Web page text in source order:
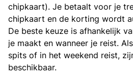
chipkaart). Je betaalt voor je
chipkaart en de korting wordt
De beste keuze is afhankelijk
je maakt en wanneer je reist.
spits of in het weekend reist,
beschikbaar.